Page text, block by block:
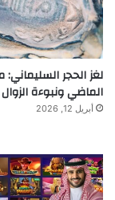
لغز الحجر السليماني:
الماضي ونبوءة الزوال
أبريل 12, 2026